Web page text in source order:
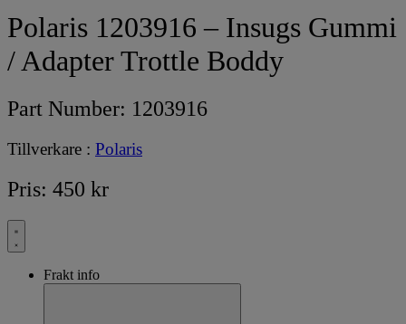
Polaris 1203916 – Insugs Gummi
/ Adapter Trottle Boddy
Part Number: 1203916
Tillverkare : Polaris
Pris: 450 kr
Frakt info